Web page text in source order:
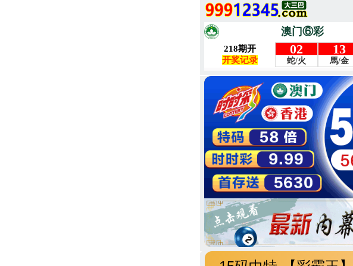
澳门⑥彩